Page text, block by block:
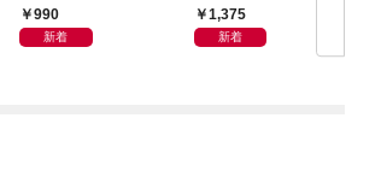
ン体質
990
新着
良の友」の進化
1,375
新着